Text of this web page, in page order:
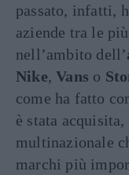
passato, infatti,
aziende tra le
nell’ambito dell’
Nike,Vans o
come ha fatto
è stata
multinazionale
marchi più